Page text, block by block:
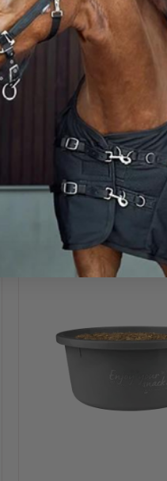
WALDHAUSEN
Waldhausen
Longeringsline
119,00 DKK